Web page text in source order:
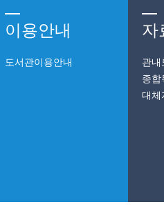
이용안내
도서관이용안내
자
관내
종합
대체